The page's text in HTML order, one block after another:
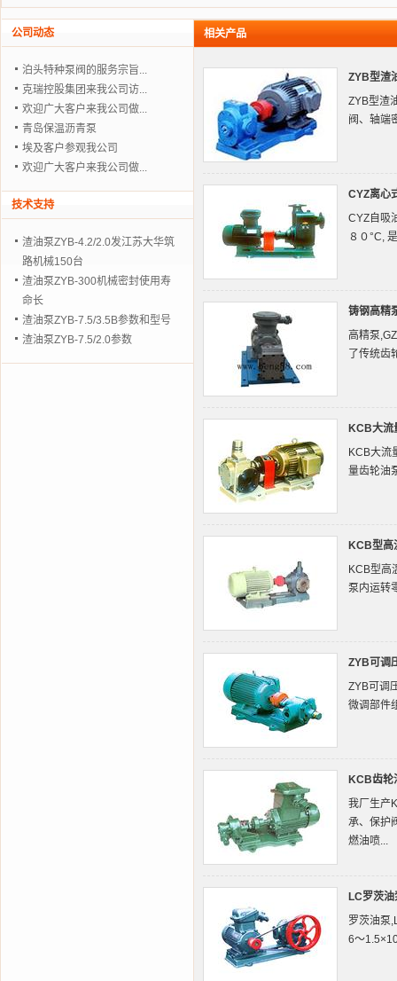
相关产品
ZYB型渣
ZYB型渣
阀、轴端
CYZ离心
CYZ自吸
８０°C,
铸钢高精
高精泵
了传统
KCB大流
KCB大流
量齿轮油
KCB型高
KCB型高
泵内运转
ZYB可调
ZYB可调
微调部件
KCB齿轮
我厂生产
承、保护
燃油喷...
LC罗茨油
罗茨油泵
6～
公司动态
泊头特种泵阀的服务宗旨...
克瑞控股集团来我公司访...
欢迎广大客户来我公司做...
青岛保温沥青泵
埃及客户参观我公司
欢迎广大客户来我公司做...
技术支持
渣油泵ZYB-4.2/2.0发江苏大华筑
路机械150台
渣油泵ZYB-300机械密封使用寿
命长
渣油泵ZYB-7.5/3.5B参数和型号
渣油泵ZYB-7.5/2.0参数